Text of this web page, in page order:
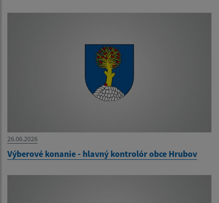
26.06.2026
Výberové konanie - hlavný kontrolór obce Hrubov